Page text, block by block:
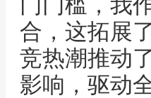
合，这拓展
竞热潮推动
影响，驱动